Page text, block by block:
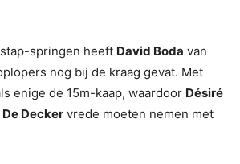
springen heeft David Boda van
nog bij de kraag gevat. Met
enige de 15m-kaap, waardoor Désiré
De Decker vrede moeten nemen met